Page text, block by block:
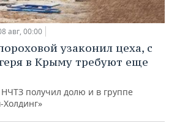
авг, 00:00
узаконил цеха, с
в Крыму требуют еще
получил долю и в группе